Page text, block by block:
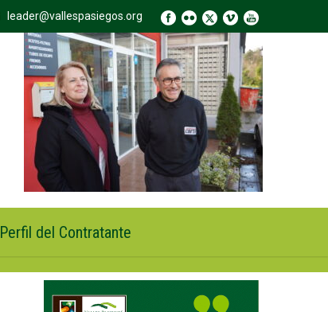
leader@vallespasiegos.org
Perfil del Contratante